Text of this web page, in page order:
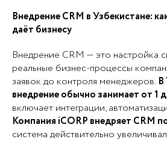
Внедрение CRM в Узбекистане:
даёт бизнесу
Внедрение CRM — это настройка
реальные бизнес-процессы
заявок до контроля менеджеров. В
внедрение обычно занимает от 1
включает интеграции,
Компания iCORP внедряет CRM
система действительно